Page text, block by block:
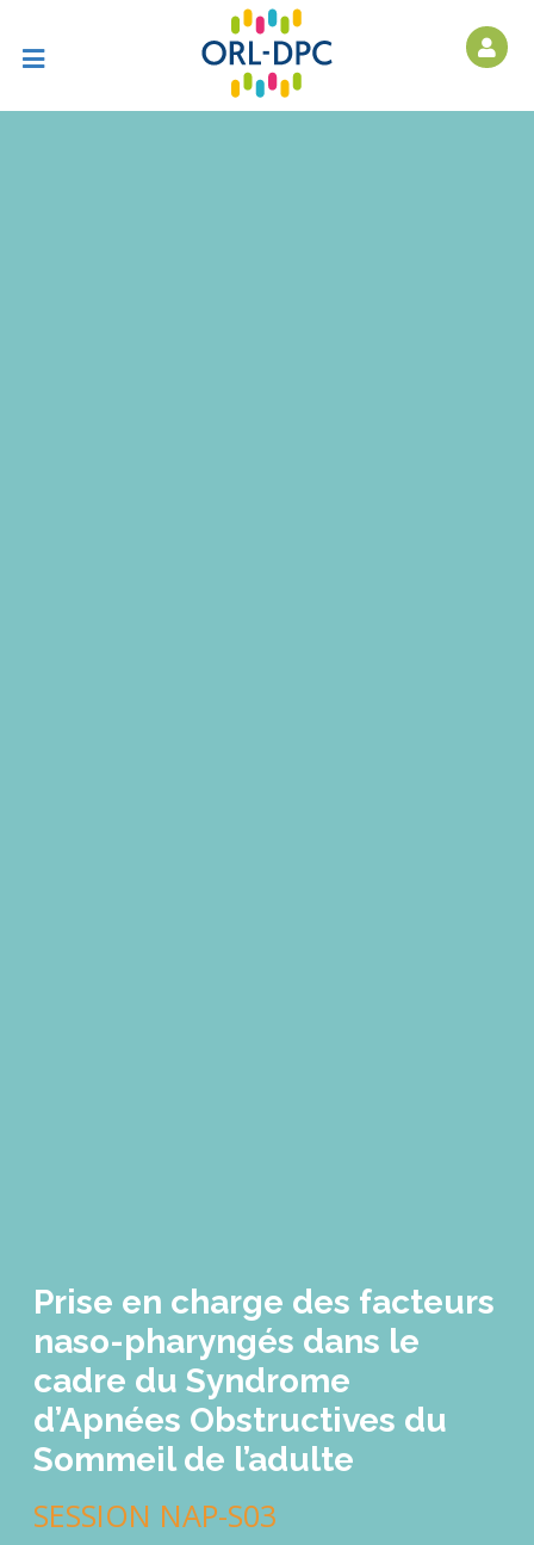
Prise en charge des facteurs
naso-pharyngés dans le
cadre du Syndrome
d’Apnées Obstructives du
Sommeil de l’adulte
SESSION NAP-S03